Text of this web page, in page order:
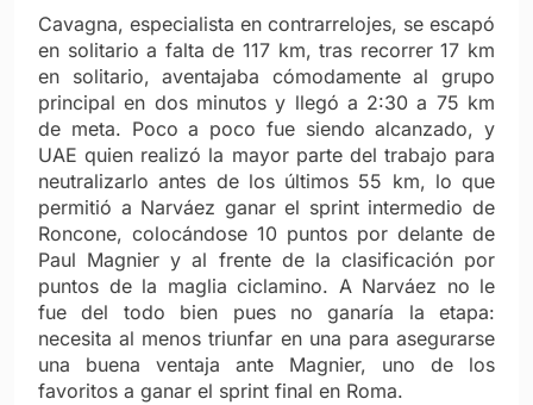
Cavagna, especialista en contrarrelojes, se escapó
en solitario a falta de 117 km, tras recorrer 17 km
en solitario, aventajaba cómodamente al grupo
principal en dos minutos y llegó a 2:30 a 75 km
de meta. Poco a poco fue siendo alcanzado, y
UAE quien realizó la mayor parte del trabajo para
neutralizarlo antes de los últimos 55 km, lo que
permitió a Narváez ganar el sprint intermedio de
Roncone, colocándose 10 puntos por delante de
Paul Magnier y al frente de la clasificación por
puntos de la maglia ciclamino. A Narváez no le
fue del todo bien pues no ganaría la etapa:
necesita al menos triunfar en una para asegurarse
una buena ventaja ante Magnier, uno de los
favoritos a ganar el sprint final en Roma.